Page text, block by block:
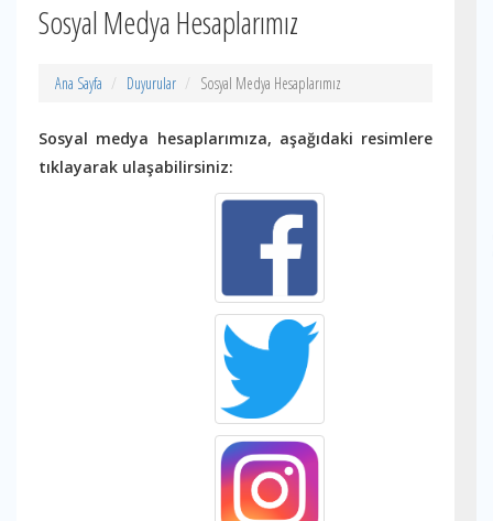
Sosyal Medya Hesaplarımız
Ana Sayfa Duyurular Sosyal Medya Hesaplarımız
Sosyal medya hesaplarımıza, aşağıdaki resimlere
tıklayarak ulaşabilirsiniz: